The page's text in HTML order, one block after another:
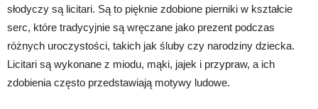
słodyczy są licitari. Są to pięknie zdobione pierniki w kształcie
serc, które tradycyjnie są wręczane jako prezent podczas
różnych uroczystości, takich jak śluby czy narodziny dziecka.
Licitari są wykonane z miodu, mąki, jajek i przypraw, a ich
zdobienia często przedstawiają motywy ludowe.